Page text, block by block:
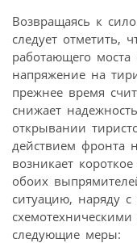
Возвращаясь к
следует отметить,
работающего моста
напряжение на
прежнее время
снижает
открывании
действием фронта
возникает
обоих
ситуацию, наряду
следующие меры: